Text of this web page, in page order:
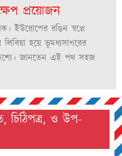
প্রয়োজন
ইউরোপের রঙিন স্বপ্নে
হয়ে ভূমধ্যসাগরের
জানতেন এই পথ সহজ
চিঠিপত্র, ও উপ-